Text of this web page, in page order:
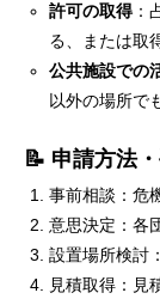
許可の取得：
る、または取
公共施設での
以外の場所で
📝 申請方法
事前相談：危
意思決定：各
設置場所検討
見積取得：見